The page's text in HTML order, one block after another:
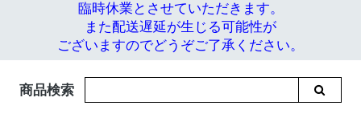
臨時休業とさせていただきます。
また配送遅延が生じる可能性が
ございますのでどうぞご了承ください。
商品検索